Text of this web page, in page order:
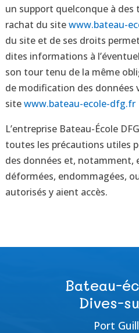
un support quelconque à des
rachat du sitewww.bateau-
du site et de ses droits
dites informations à
son tour tenu de la même
de modification des données
sitewww.bateau-ecole-dfg.fr
L’entreprise Bateau-École
toutes les précautions utiles
des données et, notamment,
déformées, endommagées,
autorisés y aient accès.
Bateau-
Dives-
Port